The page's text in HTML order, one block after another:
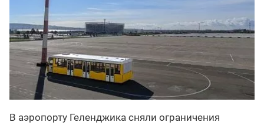
В аэропорту Геленджика сняли ограничения